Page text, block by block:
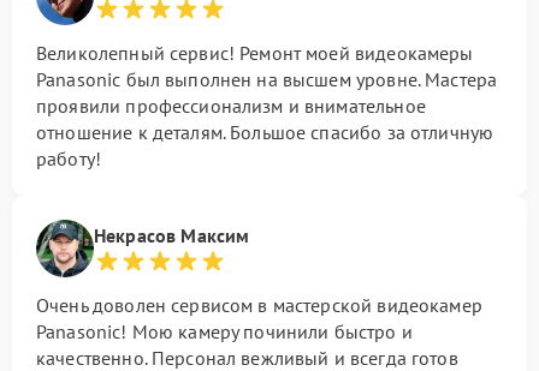
Великолепный сервис! Ремонт моей видеокамеры
Panasonic был выполнен на высшем уровне. Мастера
проявили профессионализм и внимательное
отношение к деталям. Большое спасибо за отличную
работу!
Некрасов Максим
Очень доволен сервисом в мастерской видеокамер
Panasonic! Мою камеру починили быстро и
качественно. Персонал вежливый и всегда готов